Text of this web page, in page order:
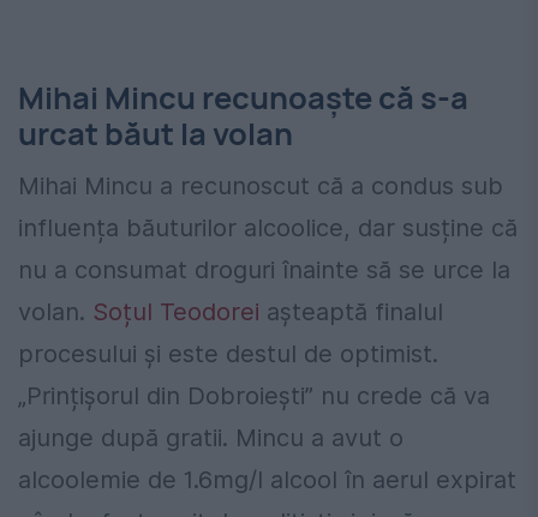
Mihai Mincu recunoaște că s-a
urcat băut la volan
Mihai Mincu a recunoscut că a condus sub
influența băuturilor alcoolice, dar susține că
nu a consumat droguri înainte să se urce la
volan. Soțul Teodorei așteaptă finalul
procesului și este destul de optimist.
„Prințișorul din Dobroiești” nu crede că va
ajunge după gratii. Mincu a avut o
alcoolemie de 1.6mg/l alcool în aerul expirat